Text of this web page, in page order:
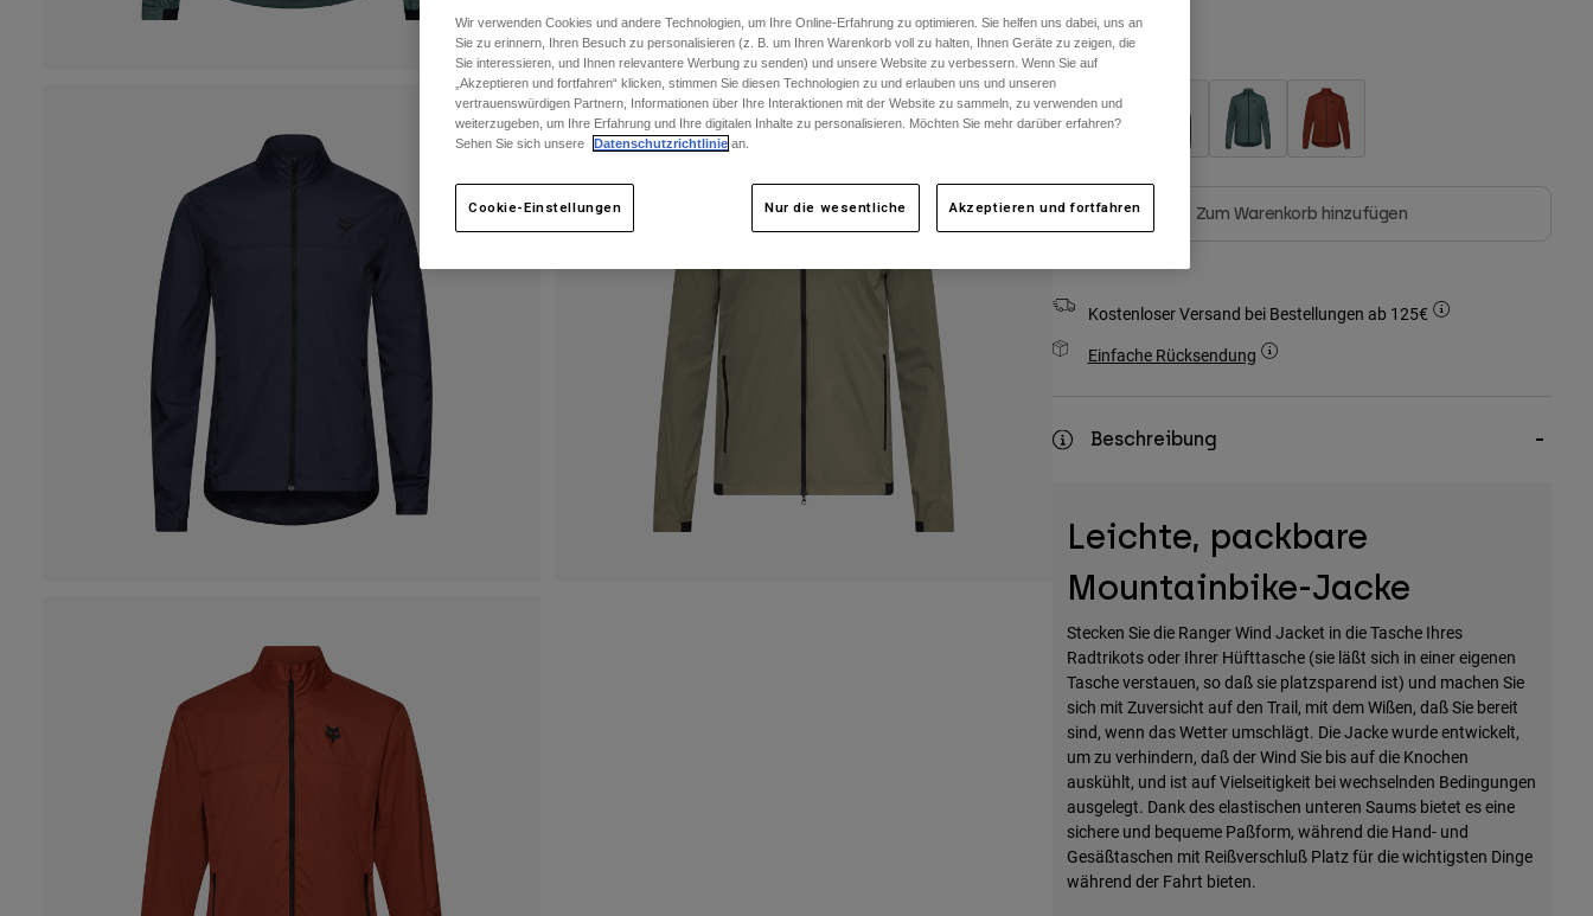
Farben -
Zum Warenkorb hinzufügen
Kostenloser Versand bei Bestellungen ab 125€
Einfache Rücksendung
Beschreibung
Leichte, packbare
Mountainbike-Jacke
Stecken Sie die Ranger Wind Jacket in die Tasche Ihres
Radtrikots oder Ihrer Hüfttasche (sie läßt sich in einer eigenen
Tasche verstauen, so daß sie platzsparend ist) und machen Sie
sich mit Zuversicht auf den Trail, mit dem Wißen, daß Sie bereit
sind, wenn das Wetter umschlägt. Die Jacke wurde entwickelt,
um zu verhindern, daß der Wind Sie bis auf die Knochen
auskühlt, und ist auf Vielseitigkeit bei wechselnden Bedingungen
ausgelegt. Dank des elastischen unteren Saums bietet es eine
sichere und bequeme Paßform, während die Hand- und
Gesäßtaschen mit Reißverschluß Platz für die wichtigsten Dinge
während der Fahrt bieten.
Wir verwenden Cookies und andere Technologien, um Ihre Online-Erfahrung zu optimieren. Sie helfen uns dabei, uns an
Sie zu erinnern, Ihren Besuch zu personalisieren (z. B. um Ihren Warenkorb voll zu halten, Ihnen Geräte zu zeigen, die
Sie interessieren, und Ihnen relevantere Werbung zu senden) und unsere Website zu verbessern. Wenn Sie auf
„Akzeptieren und fortfahren“ klicken, stimmen Sie diesen Technologien zu und erlauben uns und unseren
vertrauenswürdigen Partnern, Informationen über Ihre Interaktionen mit der Website zu sammeln, zu verwenden und
weiterzugeben, um Ihre Erfahrung und Ihre digitalen Inhalte zu personalisieren. Möchten Sie mehr darüber erfahren?
Sehen Sie sich unsere
Datenschutzrichtlinie an.
Cookie-Einstellungen Nur die wesentliche Akzeptieren und fortfahren